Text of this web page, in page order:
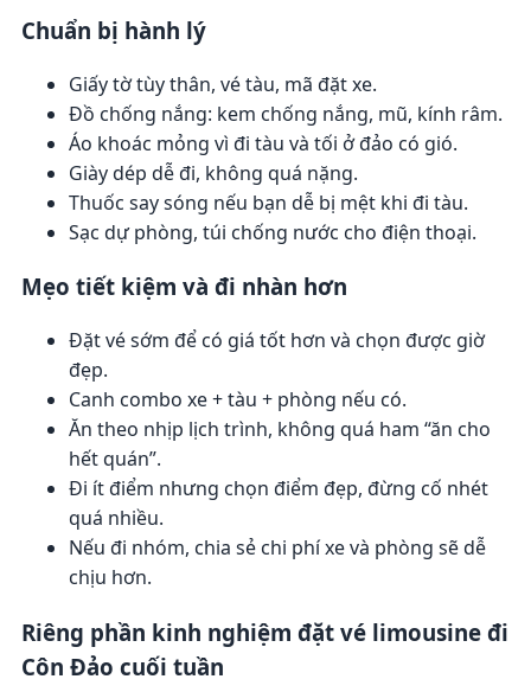
Chuẩn bị hành lý
Giấy tờ tùy thân, vé tàu, mã đặt xe.
Đồ chống nắng: kem chống nắng, mũ, kính râm.
Áo khoác mỏng vì đi tàu và tối ở đảo có gió.
Giày dép dễ đi, không quá nặng.
Thuốc say sóng nếu bạn dễ bị mệt khi đi tàu.
Sạc dự phòng, túi chống nước cho điện thoại.
Mẹo tiết kiệm và đi nhàn hơn
Đặt vé sớm để có giá tốt hơn và chọn được giờ
đẹp.
Canh combo xe + tàu + phòng nếu có.
Ăn theo nhịp lịch trình, không quá ham “ăn cho
hết quán”.
Đi ít điểm nhưng chọn điểm đẹp, đừng cố nhét
quá nhiều.
Nếu đi nhóm, chia sẻ chi phí xe và phòng sẽ dễ
chịu hơn.
Riêng phần kinh nghiệm đặt vé limousine đi
Côn Đảo cuối tuần